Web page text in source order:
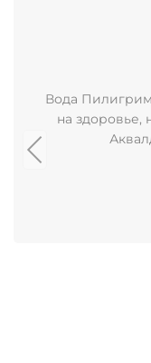
Вода Пилигрим
на здоровье,